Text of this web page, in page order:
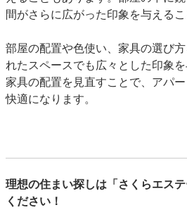
間がさらに広がった印象を与えるこ
部屋の配置や色使い、家具の選び
れたスペースでも広々とした印象を
家具の配置を見直すことで、アパ
快適になります。
理想の住まい探しは「さくらエス
ください！